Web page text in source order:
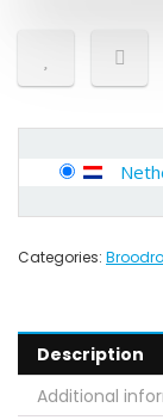
Categories:
Description
Additional